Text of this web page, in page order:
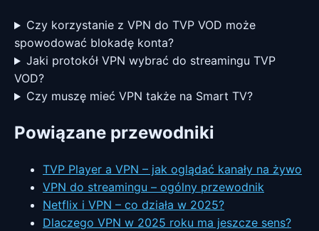
Czy korzystanie z VPN do TVP VOD może
spowodować blokadę konta?
Jaki protokół VPN wybrać do streamingu TVP
VOD?
Czy muszę mieć VPN także na Smart TV?
Powiązane przewodniki
TVP Player a VPN – jak oglądać kanały na żywo
VPN do streamingu – ogólny przewodnik
Netflix i VPN – co działa w 2025?
Dlaczego VPN w 2025 roku ma jeszcze sens?